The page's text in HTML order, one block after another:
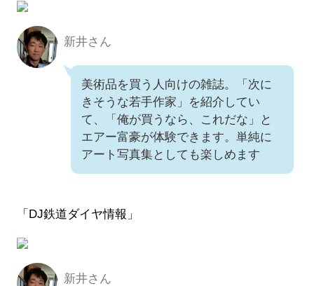
新井さん
新井さん
美術品を買う人向けの雑誌。「次に
きそうな若手作家」を紹介してい
て、「俺が買うなら、これだな」と
エアー富豪が体験できます。単純に
アート写真集としても楽しめます
「DJ鉄道ダイヤ情報」
新井さん
新井さん